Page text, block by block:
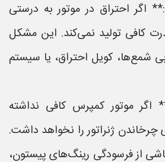
اگر احتراق در موتور به درستی
کافی تولید نمی‌کند. این مشکل
شمع‌ها، کویل احتراق، یا سیستم
موتور کمپرس کافی نداشته
ژنراتور را نخواهد داشت.
از فرسودگی رینگ‌های پیستون،